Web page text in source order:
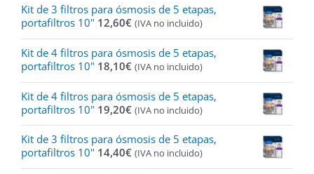
Kit de 3 filtros para ósmosis de 5 etapas,
portafiltros 10" 12,60€ (IVA no incluido)
Kit de 4 filtros para ósmosis de 5 etapas,
portafiltros 10" 18,10€ (IVA no incluido)
Kit de 4 filtros para ósmosis de 5 etapas,
portafiltros 10" 19,20€ (IVA no incluido)
Kit de 3 filtros para ósmosis de 5 etapas,
portafiltros 10" 14,40€ (IVA no incluido)